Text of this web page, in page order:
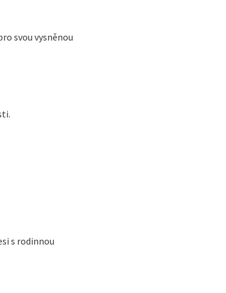
svou vysněnou
s rodinnou